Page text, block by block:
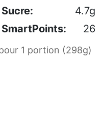
Sucre:
4.7g
SmartPoints: 26
1 portion (298g)